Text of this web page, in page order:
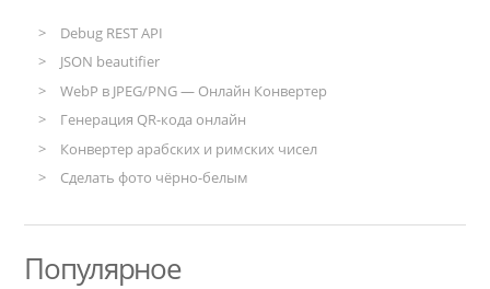
Debug REST API
JSON beautifier
WebP в JPEG/PNG — Онлайн Конвертер
Генерация QR-кода онлайн
Конвертер арабских и римских чисел
Сделать фото чёрно-белым
Популярное